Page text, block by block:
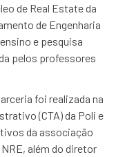
de Real Estate da
de Engenharia
e pesquisa
pelos professores
foi realizada na
(CTA) da Poli e
da associação
além do diretor